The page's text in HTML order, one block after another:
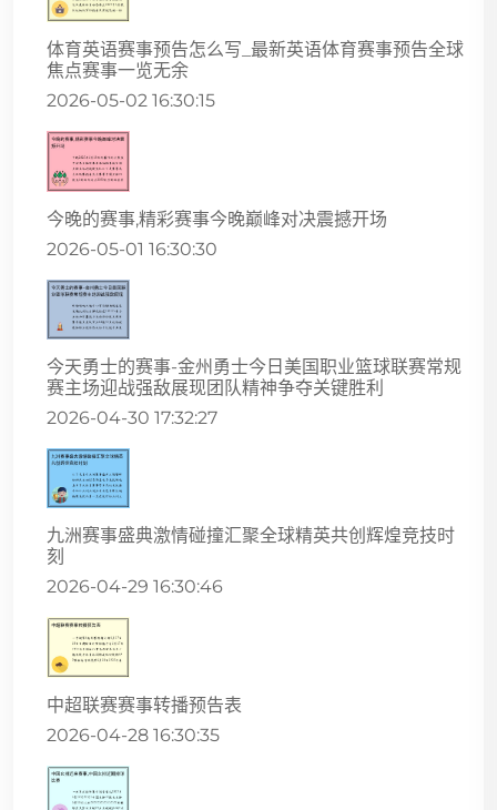
体育英语赛事预告怎么写_最新英语体育赛事预告全球
焦点赛事一览无余
2026-05-02 16:30:15
今晚的赛事,精彩赛事今晚巅峰对决震撼开场
2026-05-01 16:30:30
今天勇士的赛事-金州勇士今日美国职业篮球联赛常规
赛主场迎战强敌展现团队精神争夺关键胜利
2026-04-30 17:32:27
九洲赛事盛典激情碰撞汇聚全球精英共创辉煌竞技时
刻
2026-04-29 16:30:46
中超联赛赛事转播预告表
2026-04-28 16:30:35